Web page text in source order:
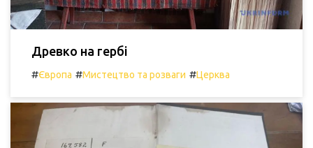
Древко на гербі
#Європа #Мистецтво та розваги #Церква